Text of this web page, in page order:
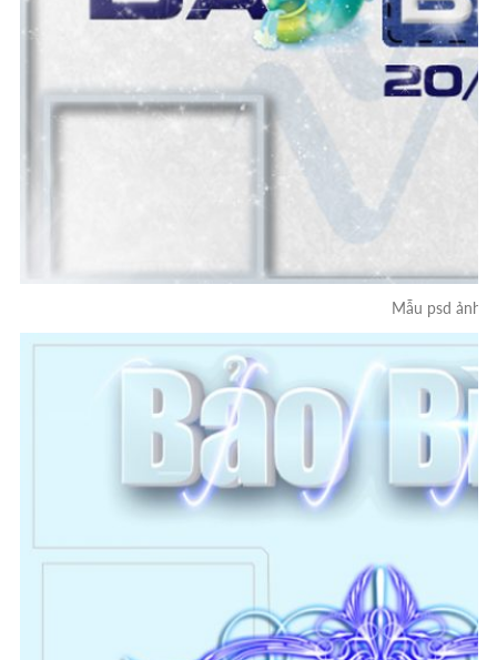
Mẫu psd ảnh